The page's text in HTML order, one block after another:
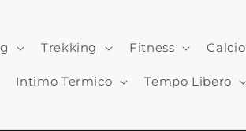
Trekking Fitness Calcio
Intimo Termico Tempo Libero